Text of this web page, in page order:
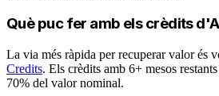
Què puc fer amb els crèdits
La via més ràpida per recuperar valor és
Credits. Els crèdits amb 6+ mesos
70% del valor nominal.